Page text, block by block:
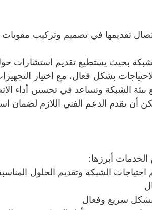
تقديمها في تصميم وتركيب
بحيث يستطيع تقديم استشارات
بشكل فعال، مع اختيار
الشبكة وتساعد في تحسين أداء
أن يقدم الدعم الفني اللازم لضمان
الخدمات أبرزها:
الشبكة وتقديم الحلول
بشكل سريع وفعال